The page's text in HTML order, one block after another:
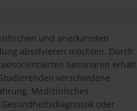
und anerkannten
absolvieren möchten. Durch
Seminaren erhält
verschiedene
Medizinisches
oder